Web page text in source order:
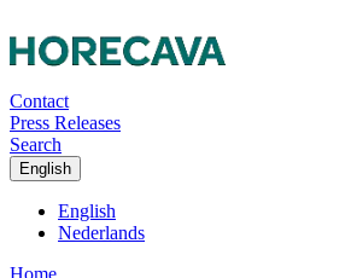
Contact
Press Releases
Search
English
English
Nederlands
Home